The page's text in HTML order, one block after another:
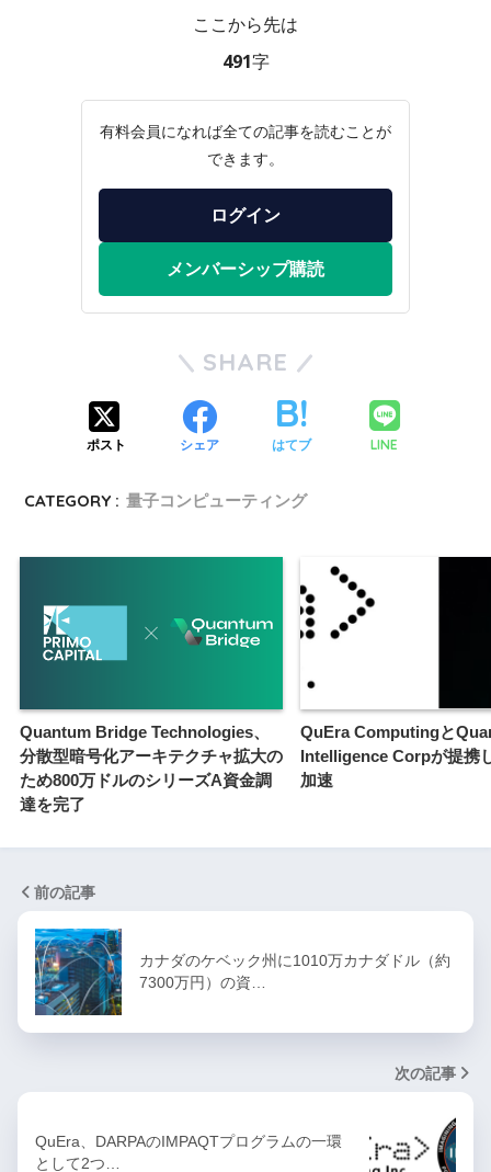
ここから先は
491字
有料会員になれば全ての記事を読むことが
できます。
ログイン
メンバーシップ購読
SHARE
ポスト シェア はてブ LINE
CATEGORY : 量子コンピューティング
Quantum Bridge Technologies、
分散型暗号化アーキテクチャ拡大の
ため800万ドルのシリーズA資金調
達を完了
QuEra Computingと
Intelligence Corpが提携
加速
前の記事
カナダのケベック州に1010万カナダドル（約
7300万円）の資…
次の記事
QuEra、DARPAのIMPAQTプログラムの一環
として2つ…